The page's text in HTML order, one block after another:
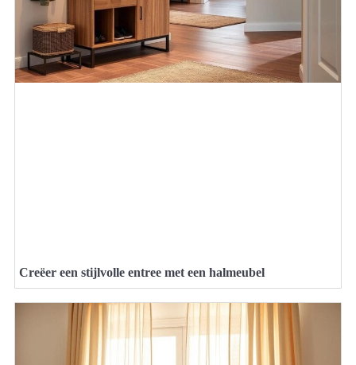
Creëer een stijlvolle entree met een halmeubel